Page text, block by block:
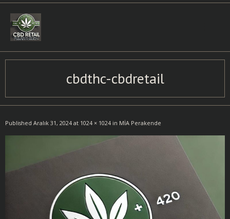
Skip
content
cbdthc-cbdretail
Published Aralık 31, 2024 at 1024 × 1024 in MİA Perakende